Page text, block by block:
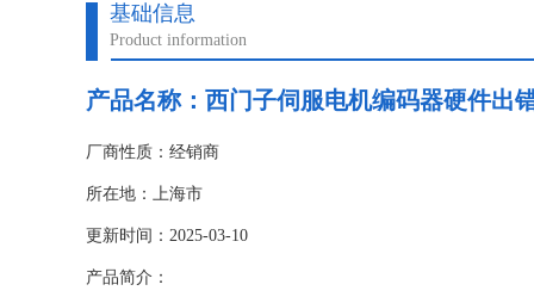
基础信息
Product information
产品名称： 西门子伺服电机编码器硬件出
厂商性质：经销商
所在地：上海市
更新时间：2025-03-10
产品简介：